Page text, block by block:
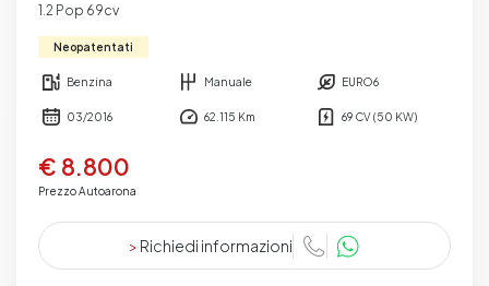
1.2 Pop 69cv
Neopatentati
Benzina Manuale EURO6
03/2016 62.115 Km 69 CV (50 KW)
€ 8.800
Prezzo Autoarona
> Richiedi informazioni